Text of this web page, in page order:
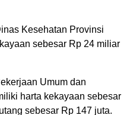
Kesehatan Provinsi
sebesar Rp 24 miliar
Umum dan
harta kekayaan sebesar
sebesar Rp 147 juta.